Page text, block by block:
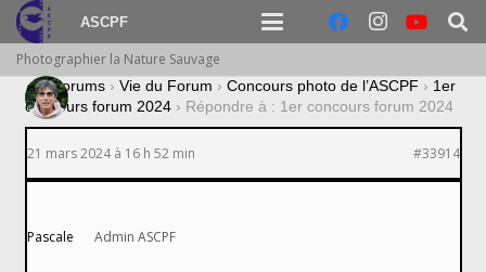
ASCPF
Photographier la Nature Sauvage
› Forums › Vie du Forum › Concours photo de l’ASCPF › 1er
concours forum 2024 › Répondre à : 1er concours forum 2024
21 mars 2024 à 16 h 52 min #33914
Pascale Admin ASCPF